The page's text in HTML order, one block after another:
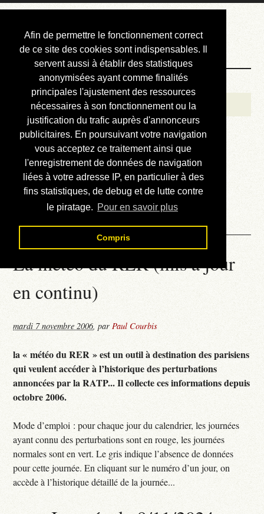
Afin de permettre le fonctionnement correct
de ce site des cookies sont indispensables. Il
servent aussi à établir des statistiques
anonymisées ayant comme finalités
principales l'ajustement des ressources
nécessaires à son fonctionnement ou la
justification du trafic auprès d'annonceurs
publicitaires. En poursuivant votre navigation
vous acceptez ce traitement ainsi que
l'enregistrement de données de navigation
liées à votre adresse IP, en particulier à des
fins statistiques, de debug et de lutte contre
le piratage. Pour en savoir plus
Compris
Courbis, « LE »
Blog Officiel
Bienvenue
Réalisations
Divers (et d’été)
Annonces
Liens externes
Téléchargement
Contact
La météo du RER (mis à jour
en continu)
mardi 7 novembre 2006,parPaul Courbis
la « météo du RER » est un outil à destination des parisiens
qui veulent accéder à l’historique des perturbations
annoncées par la RATP... Il collecte ces informations depuis
octobre 2006.
Mode d’emploi : pour chaque jour du calendrier, les journées
ayant connu des perturbations sont en rouge, les journées
normales sont en vert. Le gris indique l’absence de données
pour cette journée. En cliquant sur le numéro d’un jour, on
accède à l’historique détaillé de la journée...